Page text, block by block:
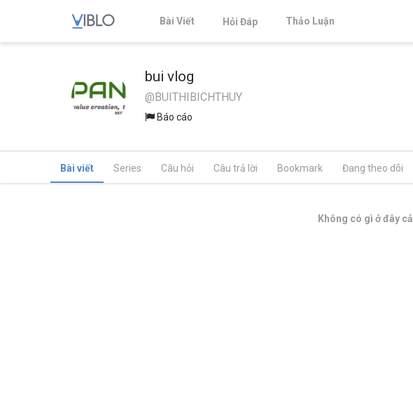
Bài Viết Hỏi Đáp Thảo Luận
bui vlog
@BUITHIBICHTHUY
Báo cáo
Bài viết Series Câu hỏi Câu trả lời Bookmark Đang theo dõi
Không có gì ở đây cả